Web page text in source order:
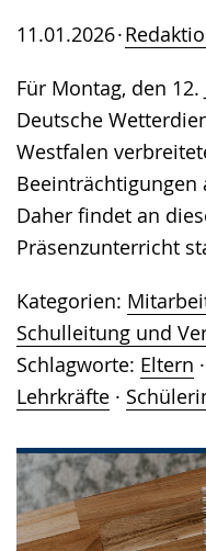
11.01.2026
Für Montag, den
Deutsche
Westfalen
Beeinträchtigungen
Daher findet an
Präsenzunterricht
Kategorien:
Schulleitung und
Schlagworte: Eltern ·
Lehrkräfte ·